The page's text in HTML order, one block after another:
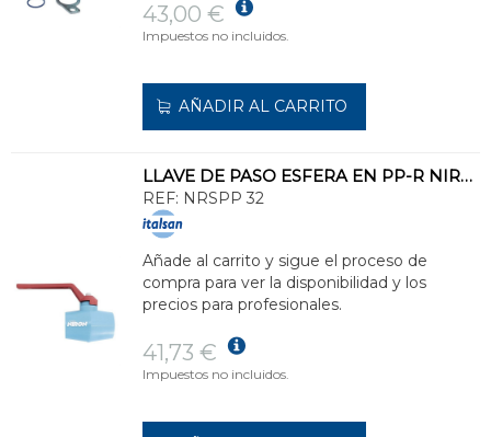
43,00 €
Impuestos no incluidos.
AÑADIR AL CARRITO
LLAVE DE PASO ESFERA EN PP-R NIRON DIÁMETRO 32
REF: NRSPP 32
Añade al carrito y sigue el proceso de
compra para ver la disponibilidad y los
precios para profesionales.
41,73 €
Impuestos no incluidos.